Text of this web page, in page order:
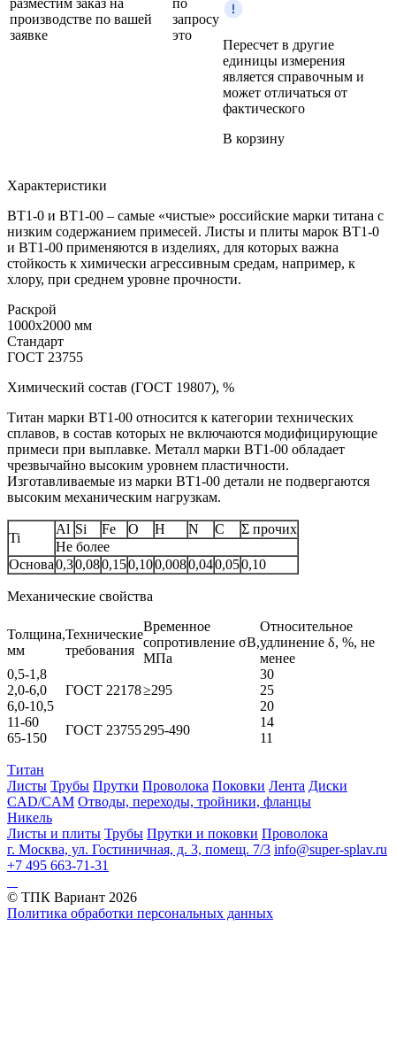
производстве по вашей
заявке
запросу
это
Пересчет в другие
единицы измерения
является справочным и
может отличаться от
фактического
В корзину
Характеристики
ВТ1-0 и ВТ1-00 – самые «чистые» российские марки титана с
низким содержанием примесей. Листы и плиты марок ВТ1-0
и ВТ1-00 применяются в изделиях, для которых важна
стойкость к химически агрессивным средам, например, к
хлору, при среднем уровне прочности.
Раскрой
1000x2000 мм
Стандарт
ГОСТ 23755
Химический состав (ГОСТ 19807), %
Титан марки BT1‑00 относится к категории технических
сплавов, в состав которых не включаются модифицирующие
примеси при выплавке. Металл марки BT1‑00 обладает
чрезвычайно высоким уровнем пластичности.
Изготавливаемые из марки BT1‑00 детали не подвергаются
высоким механическим нагрузкам.
Ti
Al Si Fe O H N C
Σ прочих
Не более
Основа0,30,080,150,100,0080,040,050,10
Механические свойства
Толщина,
мм
Технические
требования
Временное
сопротивление σB,
МПа
Относительное
удлинение δ, %, не
менее
0,5-1,8
ГОСТ 22178≥295
30
2,0-6,0
25
6,0-10,5
20
11-60
ГОСТ 23755295-490
14
65-150
11
Титан
Листы Трубы Прутки Проволока Поковки Лента Диски
CAD/CAM Отводы, переходы, тройники, фланцы
Никель
Листы и плиты Трубы Прутки и поковки Проволока
г. Москва, ул. Гостиничная, д. 3, помещ. 7/3 info@super-splav.ru
+7 495 663-71-31
© ТПК Вариант 2026
Политика обработки персональных данных